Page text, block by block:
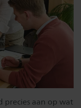
precies aan op wat